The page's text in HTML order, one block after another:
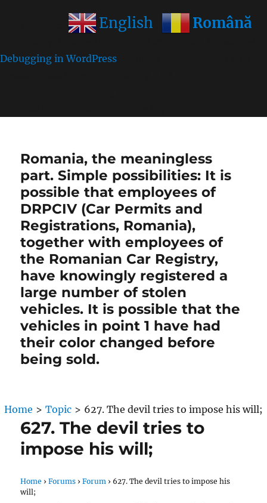
: Function wp_get_inline_script_tag was called
Debugging in WordPress
Romania, the meaningless
part. Simple possibilities: It is
possible that employees of
DRPCIV (Car Permits and
Registrations, Romania),
together with employees of
the Romanian Car Registry,
have knowingly registered a
large number of stolen
vehicles. It is possible that the
vehicles in point 1 have had
their color changed before
being sold.
Home > Topic > 627. The devil tries to impose his will;
627. The devil tries to
impose his will;
Home › Forums › Forum › 627. The devil tries to impose his
will;
English Română